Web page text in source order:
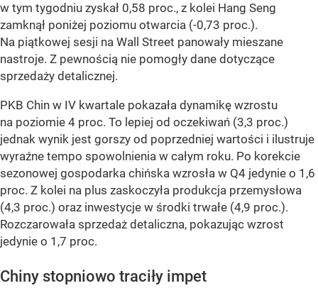
w tym tygodniu zyskał 0,58 proc., z kolei Hang Seng
zamknął poniżej poziomu otwarcia (-0,73 proc.).
Na piątkowej sesji na Wall Street panowały mieszane
nastroje. Z pewnością nie pomogły dane dotyczące
sprzedaży detalicznej.
PKB Chin w IV kwartale pokazała dynamikę wzrostu
na poziomie 4 proc. To lepiej od oczekiwań (3,3 proc.)
jednak wynik jest gorszy od poprzedniej wartości i ilustruje
wyraźne tempo spowolnienia w całym roku. Po korekcie
sezonowej gospodarka chińska wzrosła w Q4 jedynie o 1,6
proc. Z kolei na plus zaskoczyła produkcja przemysłowa
(4,3 proc.) oraz inwestycje w środki trwałe (4,9 proc.).
Rozczarowała sprzedaż detaliczna, pokazując wzrost
jedynie o 1,7 proc.
Chiny stopniowo traciły impet